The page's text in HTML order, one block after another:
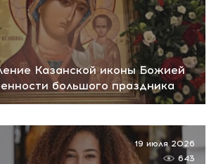
Казанской иконы Божией
большого праздника
19 июля 2026
643